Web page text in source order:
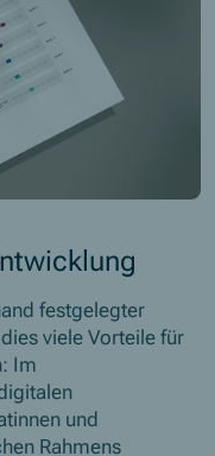
festgelegter
viele Vorteile für
Im
und
Rahmens